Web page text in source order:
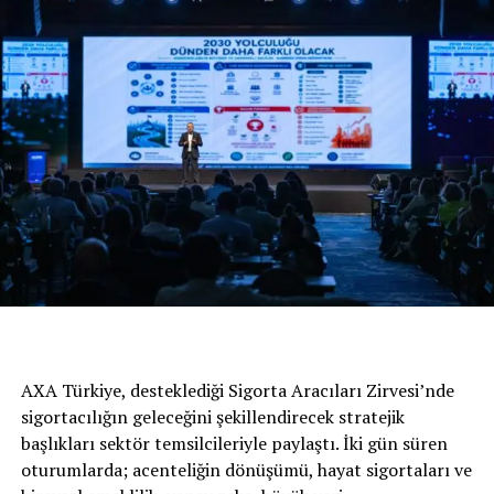
“Yeni araçlarımız ve sunduğu yenilikler için GOOD
Design tarafından ödüle layık görülmek, bizim için büyük
bir onurdur. Bu onur, tutkusunu ve kalbini bu projeye
koyan tasarım ekibimizin ve Ar-Ge merkezi
mühendislerimizin olağanüstü çalışmalarına ait. Aynı
zamanda Hyundai’nin tasarım kimliğinin insanlar
üzerindeki etkisini de en iyi şekilde yansıtıyor” dedi.
AXA Türkiye, desteklediği Sigorta Aracıları Zirvesi’nde
sigortacılığın geleceğini şekillendirecek stratejik
başlıkları sektör temsilcileriyle paylaştı. İki gün süren
oturumlarda; acenteliğin dönüşümü, hayat sigortaları ve